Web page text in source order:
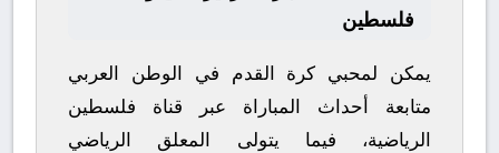
فلسطين
يمكن لمحبي كرة القدم في الوطن العربي
متابعة أحداث المباراة عبر قناة فلسطين
الرياضية، فيما يتولى المعلق الرياضي